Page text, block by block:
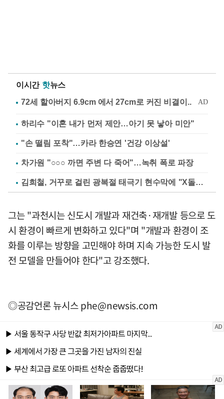
이시간 핫뉴스
하리수 "이혼 내가 먼저 제안…아기 못 낳아 미안"
"손 떨림 포착"…카라 한승연 '건강 이상설'
차가원 "○○○ 까면 주변 다 죽어"…녹취 폭로 파장
김희철, 거꾸로 걸린 광복절 태극기 현수막에 "X돌았네"
그는 "과천시는 신도시 개발과 재건축·재개발 등으로 도
시 환경이 빠르게 변화하고 있다"며 "개발과 환경이 조
화를 이루는 방향을 고민해야 하며 지속 가능한 도시 발
전 모델을 만들어야 한다"고 강조했다.
◎공감언론 뉴시스phe@newsis.com